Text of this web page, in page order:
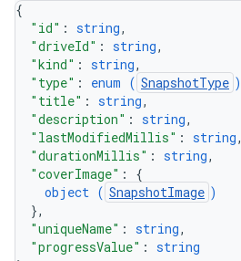
{
"id" : string,
"driveId" : string,
"kind" : string,
"type" : enum ( SnapshotType )
"title" : string,
"description" : string,
"lastModifiedMillis" : string,
"durationMillis" : string,
"coverImage" : {
object ( SnapshotImage )
},
"uniqueName" : string,
"progressValue" : string